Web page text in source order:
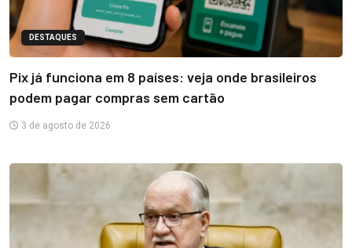
DESTAQUES
Pix já funciona em 8 países: veja onde brasileiros
podem pagar compras sem cartão
3 de agosto de 2026